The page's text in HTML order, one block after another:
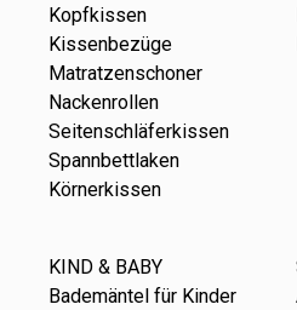
Kopfkissen
Kissenbezüge
Matratzenschoner
Nackenrollen
Seitenschläferkissen
Spannbettlaken
Körnerkissen
KIND & BABY
Bademäntel für Kinder